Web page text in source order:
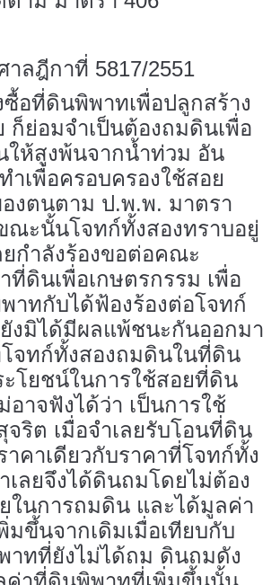
ลฎีกาที่ 5817/2551
อที่ดินพิพาทเพื่อปลูกสร้าง
ก็ย่อมจำเป็นต้องถมดินเพื่อ
ให้สูงพ้นจากน้ำท่วม อัน
ำเพื่อครอบครองใช้สอย
งตนตาม ป.พ.พ. มาตรา
ณะนั้นโจทก์ทั้งสองทราบอยู่
ยกำลังร้องขอต่อคณะ
ที่ดินเพื่อเกษตรกรรม เพื่อ
าทกับได้ฟ้องร้องต่อโจทก์
งมิได้มีผลแพ้ชนะกันออกมา
จทก์ทั้งสองถมดินในที่ดิน
โยชน์ในการใช้สอยที่ดิน
อาจฟังได้ว่า เป็นการใช้
ริต เมื่อจำเลยรับโอนที่ดิน
คาเดียวกับราคาที่โจทก์ทั้ง
เลยจึงได้ดินถมโดยไม่ต้อง
ในการถมดิน และได้มูลค่า
ขึ้นจากเดิมเมื่อเทียบกับ
าทที่ยังไม่ได้ถม ดินถมดัง